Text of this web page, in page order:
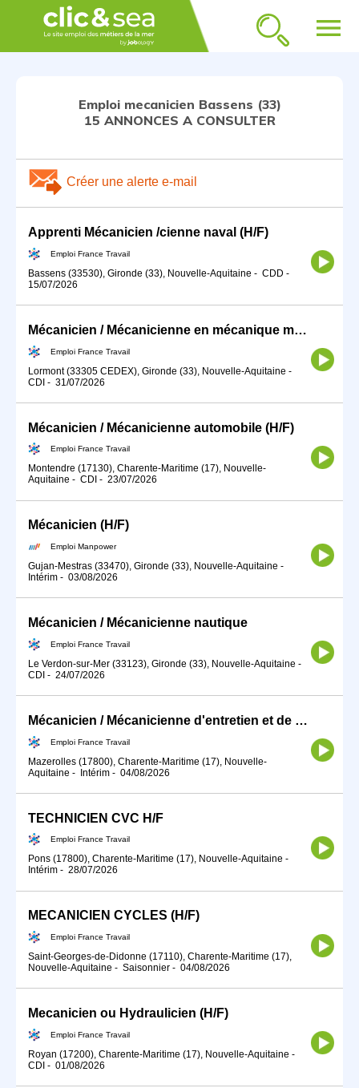
menu
Emploi mecanicien Bassens (33)
15 ANNONCES A CONSULTER
Créer une alerte e-mail
Apprenti Mécanicien /cienne naval (H/F)
Emploi France Travail
Bassens (33530), Gironde (33), Nouvelle-Aquitaine - CDD -
15/07/2026
Mécanicien / Mécanicienne en mécanique marine ou navale (H/F)
Emploi France Travail
Lormont (33305 CEDEX), Gironde (33), Nouvelle-Aquitaine -
CDI - 31/07/2026
Mécanicien / Mécanicienne automobile (H/F)
Emploi France Travail
Montendre (17130), Charente-Maritime (17), Nouvelle-
Aquitaine - CDI - 23/07/2026
Mécanicien (H/F)
Emploi Manpower
Gujan-Mestras (33470), Gironde (33), Nouvelle-Aquitaine -
Intérim - 03/08/2026
Mécanicien / Mécanicienne nautique
Emploi France Travail
Le Verdon-sur-Mer (33123), Gironde (33), Nouvelle-Aquitaine -
CDI - 24/07/2026
Mécanicien / Mécanicienne d'entretien et de maintenance d'engins (H/F)
Emploi France Travail
Mazerolles (17800), Charente-Maritime (17), Nouvelle-
Aquitaine - Intérim - 04/08/2026
TECHNICIEN CVC H/F
Emploi France Travail
Pons (17800), Charente-Maritime (17), Nouvelle-Aquitaine -
Intérim - 28/07/2026
MECANICIEN CYCLES (H/F)
Emploi France Travail
Saint-Georges-de-Didonne (17110), Charente-Maritime (17),
Nouvelle-Aquitaine - Saisonnier - 04/08/2026
Mecanicien ou Hydraulicien (H/F)
Emploi France Travail
Royan (17200), Charente-Maritime (17), Nouvelle-Aquitaine -
CDI - 01/08/2026